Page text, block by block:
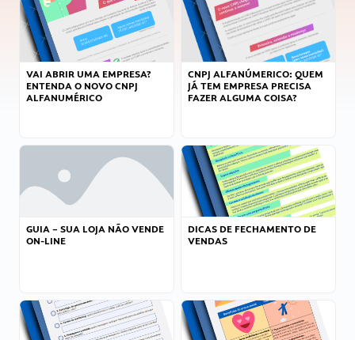
VAI ABRIR UMA EMPRESA?
ENTENDA O NOVO CNPJ
ALFANUMÉRICO
CNPJ ALFANÚMERICO: QUEM
JÁ TEM EMPRESA PRECISA
FAZER ALGUMA COISA?
GUIA – SUA LOJA NÃO VENDE
ON-LINE
DICAS DE FECHAMENTO DE
VENDAS